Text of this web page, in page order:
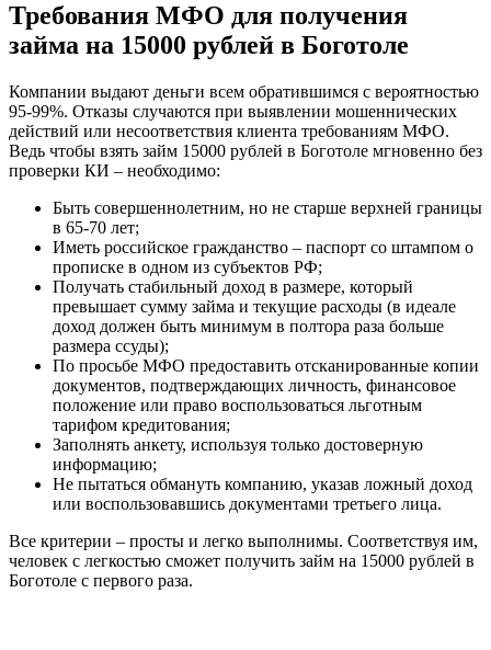
maxim161991
Недавно брал кредит. Оформили
быстро и без всяких проблем. Пока
оформляли кредит, девушка, которая
лия
Отличная компания выдают быстро и
без проблем деньги в день
обращения.Достаточно просто
заполнить заявку и подождать...
Требования МФО для получения
займа на 15000 рублей в Боготоле
Компании выдают деньги всем обратившимся с вероятностью
95-99%. Отказы случаются при выявлении мошеннических
действий или несоответствия клиента требованиям МФО.
Ведь чтобы взять займ 15000 рублей в Боготоле мгновенно без
проверки КИ – необходимо:
Быть совершеннолетним, но не старше верхней границы
в 65-70 лет;
Иметь российское гражданство – паспорт со штампом о
прописке в одном из субъектов РФ;
Получать стабильный доход в размере, который
превышает сумму займа и текущие расходы (в идеале
доход должен быть минимум в полтора раза больше
размера ссуды);
По просьбе МФО предоставить отсканированные копии
документов, подтверждающих личность, финансовое
положение или право воспользоваться льготным
тарифом кредитования;
Заполнять анкету, используя только достоверную
информацию;
Не пытаться обмануть компанию, указав ложный доход
или воспользовавшись документами третьего лица.
Все критерии – просты и легко выполнимы. Соответствуя им,
человек с легкостью сможет получить займ на 15000 рублей в
Боготоле с первого раза.